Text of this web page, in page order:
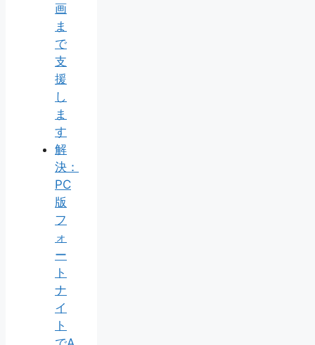
画
ま
で
支
援
し
ま
す
解
決：
PC
版
フ
ォ
ー
ト
ナ
イ
ト